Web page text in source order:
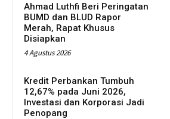
Ahmad Luthfi Beri Peringatan
BUMD dan BLUD Rapor
Merah, Rapat Khusus
Disiapkan
4 Agustus 2026
Kredit Perbankan Tumbuh
12,67% pada Juni 2026,
Investasi dan Korporasi Jadi
Penopang